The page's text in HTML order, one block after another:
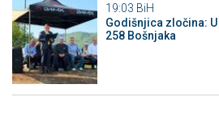
19:03 BiH
Godišnjica zločina:
258 Bošnjaka